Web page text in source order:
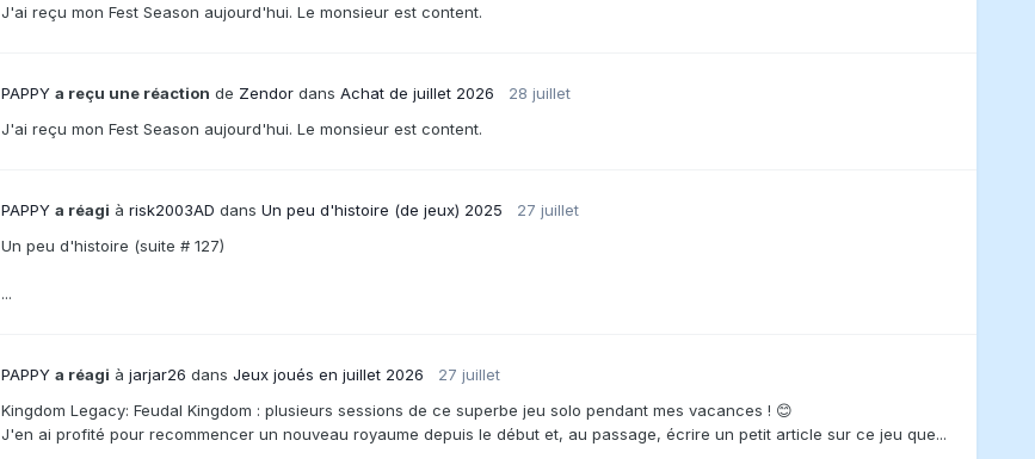
J'ai reçu mon Fest Season aujourd'hui. Le monsieur est content.
PAPPY a reçu une réaction de Zendordans Achat de juillet 2026
28 juillet
J'ai reçu mon Fest Season aujourd'hui. Le monsieur est content.
PAPPY a réagi à risk2003AD dans Un peu d'histoire (de jeux) 2025
27 juillet
Un peu d'histoire (suite # 127)
...
PAPPY a réagi à jarjar26 dans Jeux joués en juillet 2026
27 juillet
Kingdom Legacy: Feudal Kingdom : plusieurs sessions de ce superbe jeu solo pendant mes vacances ! 😊
J'en ai profité pour recommencer un nouveau royaume depuis le début et, au passage, écrire un petit article sur ce jeu que...